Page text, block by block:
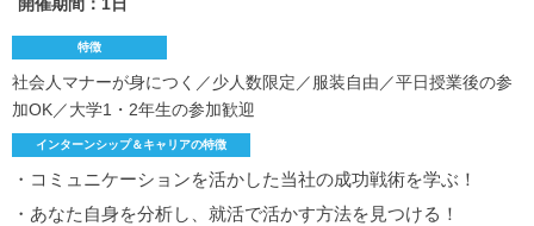
開催期間：1日
特徴
社会人マナーが身につく／少人数限定／服装自由／平日授業後の参
加OK／大学1・2年生の参加歓迎
インターンシップ＆キャリアの特徴
・コミュニケーションを活かした当社の成功戦術を学ぶ！
・あなた自身を分析し、就活で活かす方法を見つける！